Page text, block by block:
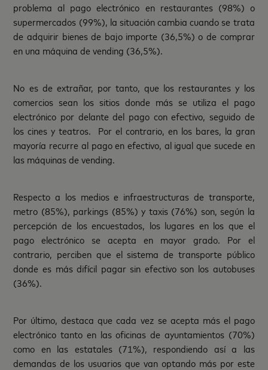
problema al pago electrónico en restaurantes (98%) o
supermercados (99%), la situación cambia cuando se trata
de adquirir bienes de bajo importe (36,5%) o de comprar
en una máquina de vending (36,5%).
No es de extrañar, por tanto, que los restaurantes y los
comercios sean los sitios donde más se utiliza el pago
electrónico por delante del pago con efectivo, seguido de
los cines y teatros. Por el contrario, en los bares, la gran
mayoría recurre al pago en efectivo, al igual que sucede en
las máquinas de vending.
Respecto a los medios e infraestructuras de transporte,
metro (85%), parkings (85%) y taxis (76%) son, según la
percepción de los encuestados, los lugares en los que el
pago electrónico se acepta en mayor grado. Por el
contrario, perciben que el sistema de transporte público
donde es más difícil pagar sin efectivo son los autobuses
(36%).
Por último, destaca que cada vez se acepta más el pago
electrónico tanto en las oficinas de ayuntamientos (70%)
como en las estatales (71%), respondiendo así a las
demandas de los usuarios que van optando más por este